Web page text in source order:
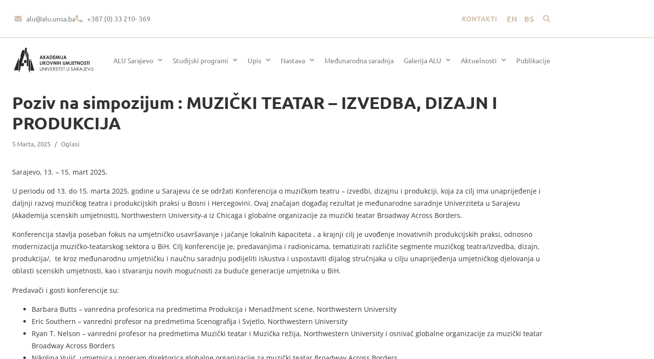
alu@alu.unsa.ba +387 (0) 33 210- 369 KONTAKTI EN BS
ALU Sarajevo Studijski programi Upis Nastava Međunarodna saradnja Galerija ALU Aktuelnosti Publikacije
Poziv na simpozijum : MUZIČKI TEATAR – IZVEDBA, DIZAJN I
PRODUKCIJA
5 Marta, 2025 / Oglasi
Sarajevo, 13. – 15. mart 2025.
U periodu od 13. do 15. marta 2025. godine u Sarajevu će se održati Konferencija o muzičkom teatru – izvedbi, dizajnu i produkciji, koja za cilj ima unaprijeđenje i
daljnji razvoj muzičkog teatra i produkcijskih praksi u Bosni i Hercegovini. Ovaj značajan događaj rezultat je međunarodne saradnje Univerziteta u Sarajevu
(Akademija scenskih umjetnosti), Northwestern University-a iz Chicaga i globalne organizacije za muzički teatar Broadway Across Borders.
Konferencija stavlja poseban fokus na umjetničko usavršavanje i jačanje lokalnih kapaciteta , a krajnji cilj je uvođenje inovativnih produkcijskih praksi, odnosno
modernizacija muzičko-teatarskog sektora u BiH. Cilj konferencije je, predavanjima i radionicama, tematizirati različite segmente muzičkog teatra/izvedba, dizajn,
produkcija/, te kroz međunarodnu umjetničku i naučnu saradnju podijeliti iskustva i uspostaviti dijalog stručnjaka u cilju unaprijeđenja umjetničkog djelovanja u
oblasti scenskih umjetnosti, kao i stvaranju novih mogućnosti za buduće generacije umjetnika u BiH.
Predavači i gosti konferencije su:
Barbara Butts – vanredna profesorica na predmetima Produkcija i Menadžment scene, Northwestern University
Eric Southern – vanredni profesor na predmetima Scenografija i Svjetlo, Northwestern University
Ryan T. Nelson – vanredni profesor na predmetima Muzički teatar i Muzička režija, Northwestern University i osnivač globalne organizacije za muzički teatar
Broadway Across Borders